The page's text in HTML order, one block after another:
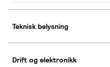
Teknisk belysning
Drift og elektronikk